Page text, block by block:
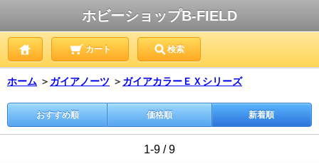
ホビーショップB-FIELD
カート 検索
ホーム ＞ ガイアノーツ ＞ ガイアカラーＥＸシリーズ
おすすめ順 価格順 新着順
1-9 / 9